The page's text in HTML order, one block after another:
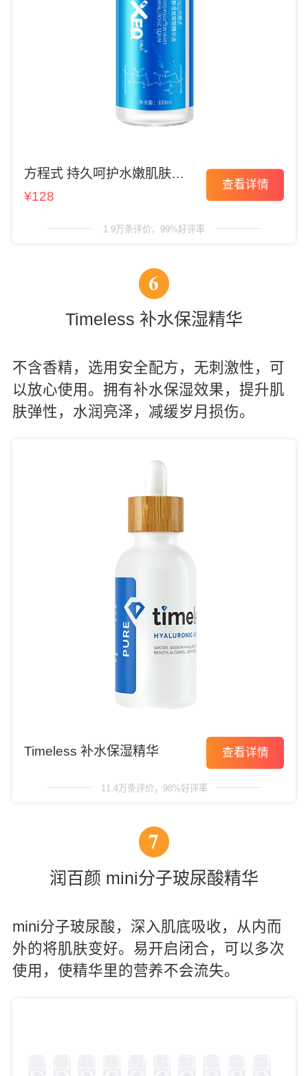
方程式 持久呵护水嫩肌肤精
华
¥128
查看详情
1.9万条评价，99%好评率
6
Timeless 补水保湿精华
不含香精，选用安全配方，无刺激性，可
以放心使用。拥有补水保湿效果，提升肌
肤弹性，水润亮泽，减缓岁月损伤。
Timeless 补水保湿精华 查看详情
11.4万条评价，98%好评率
7
润百颜 mini分子玻尿酸精华
mini分子玻尿酸，深入肌底吸收，从内而
外的将肌肤变好。易开启闭合，可以多次
使用，使精华里的营养不会流失。